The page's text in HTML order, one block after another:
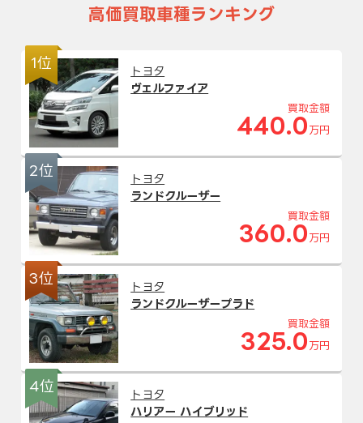
高価買取車種ランキング
1位
トヨタ
ヴェルファイア
買取金額
440.0 万円
2位
トヨタ
ランドクルーザー
買取金額
360.0 万円
3位
トヨタ
ランドクルーザープラド
買取金額
325.0 万円
4位
トヨタ
ハリアー ハイブリッド